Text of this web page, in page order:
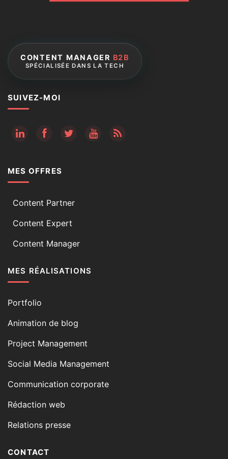
CONTENT MANAGER B2B
SPÉCIALISÉE DANS LA TECH
SUIVEZ-MOI
RSS
MES OFFRES
Content Partner
Content Expert
Content Manager
MES RÉALISATIONS
Portfolio
Animation de blog
Project Management
Social Media Management
Communication corporate
Rédaction web
Relations presse
CONTACT